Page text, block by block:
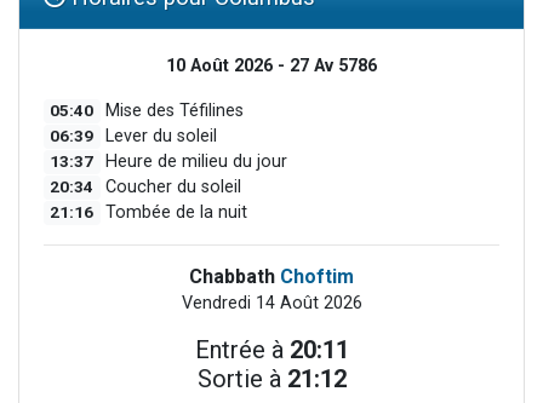
10 Août 2026 - 27 Av 5786
05:40 Mise des Téfilines
06:39 Lever du soleil
13:37 Heure de milieu du jour
20:34 Coucher du soleil
21:16 Tombée de la nuit
Chabbath Choftim
Vendredi 14 Août 2026
Entrée à 20:11
Sortie à 21:12